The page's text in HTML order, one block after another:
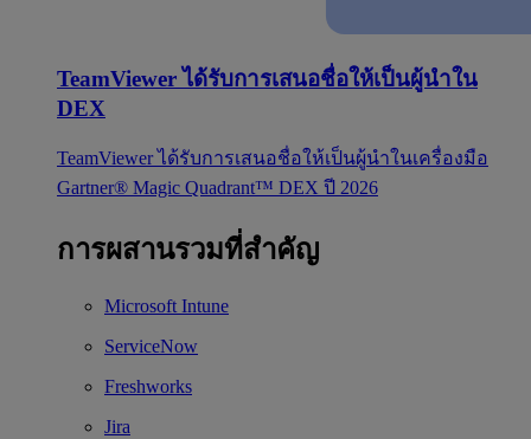
TeamViewer ได้รับการเสนอชื่อให้เป็นผู้นำใน
DEX
TeamViewer ได้รับการเสนอชื่อให้เป็นผู้นำในเครื่องมือ
Gartner® Magic Quadrant™ DEX ปี 2026
การผสานรวมที่สำคัญ
Microsoft Intune
ServiceNow
Freshworks
Jira